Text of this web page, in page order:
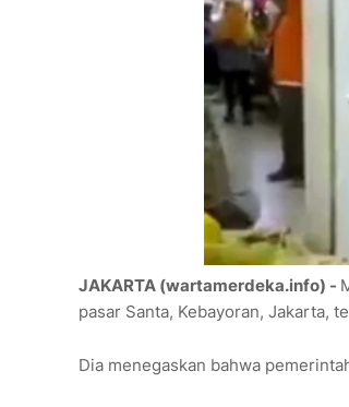
JAKARTA (wartamerdeka.info) -
pasar Santa, Kebayoran, Jakarta,
Dia menegaskan bahwa